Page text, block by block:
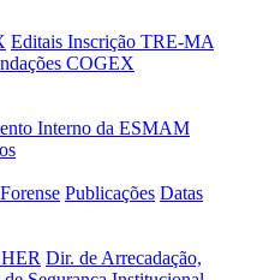
Editais Inscrição TRE-MA
COGEX
Interno da ESMAM
Publicações Datas
Dir. de Arrecadação,